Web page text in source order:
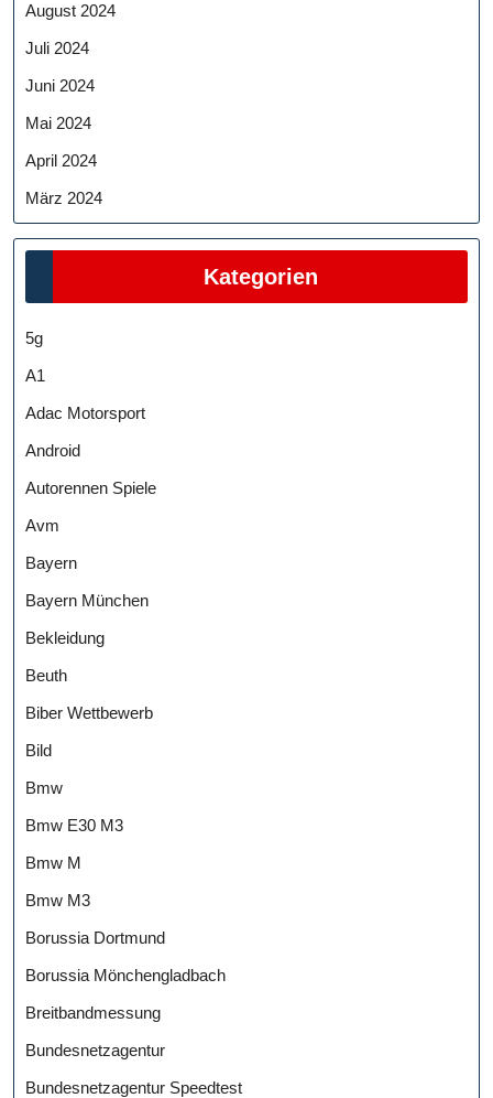
August 2024
Juli 2024
Juni 2024
Mai 2024
April 2024
März 2024
Kategorien
5g
A1
Adac Motorsport
Android
Autorennen Spiele
Avm
Bayern
Bayern München
Bekleidung
Beuth
Biber Wettbewerb
Bild
Bmw
Bmw E30 M3
Bmw M
Bmw M3
Borussia Dortmund
Borussia Mönchengladbach
Breitbandmessung
Bundesnetzagentur
Bundesnetzagentur Speedtest